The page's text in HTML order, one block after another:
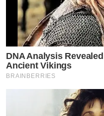
DNA Analysis
Ancient Vikings
BRAINBERRIES